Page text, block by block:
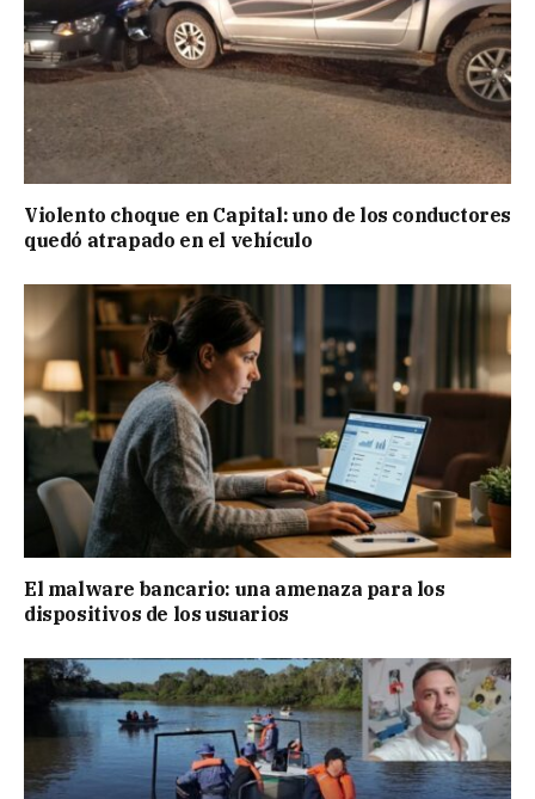
Violento choque en Capital: uno de los conductores
quedó atrapado en el vehículo
El malware bancario: una amenaza para los
dispositivos de los usuarios